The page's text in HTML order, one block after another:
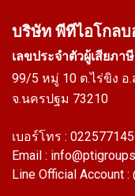
บริษัท พีทีไอโกลบ
เลขประจำตัวผู้เสียภา
99/5 หมู่ 10 ต.ไร่ขิง อ
จ.นครปฐม 73210
เบอร์โทร : 022577145
Email :
Line Official Account :